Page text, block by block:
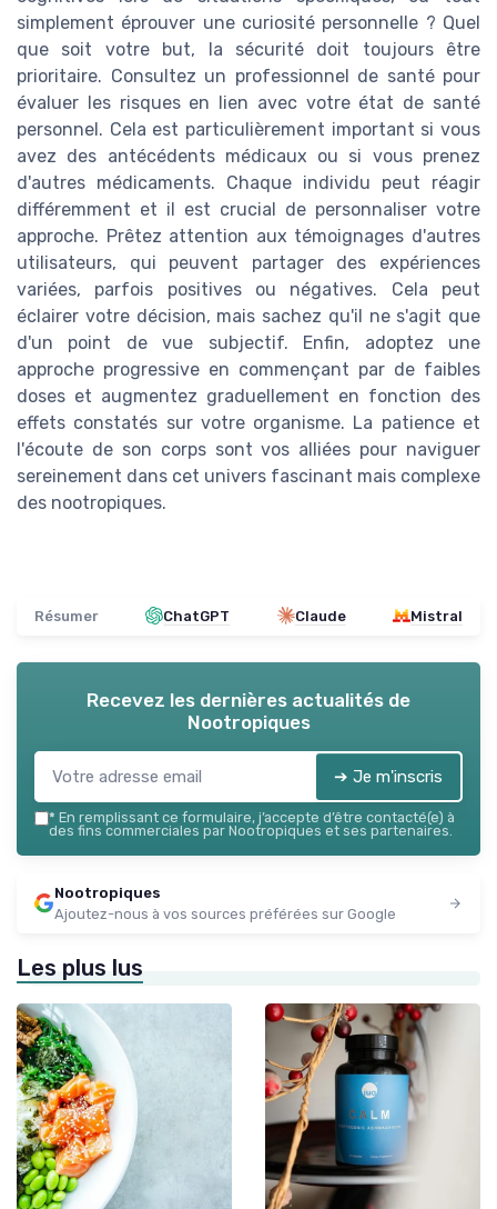
simplement éprouver une curiosité personnelle ? Quel
que soit votre but, la sécurité doit toujours être
prioritaire. Consultez un professionnel de santé pour
évaluer les risques en lien avec votre état de santé
personnel. Cela est particulièrement important si vous
avez des antécédents médicaux ou si vous prenez
d'autres médicaments. Chaque individu peut réagir
différemment et il est crucial de personnaliser votre
approche. Prêtez attention aux témoignages d'autres
utilisateurs, qui peuvent partager des expériences
variées, parfois positives ou négatives. Cela peut
éclairer votre décision, mais sachez qu'il ne s'agit que
d'un point de vue subjectif. Enfin, adoptez une
approche progressive en commençant par de faibles
doses et augmentez graduellement en fonction des
effets constatés sur votre organisme. La patience et
l'écoute de son corps sont vos alliées pour naviguer
sereinement dans cet univers fascinant mais complexe
des nootropiques.
Résumer ChatGPT Claude Mistral
Recevez les dernières actualités de
Nootropiques
➔ Je m'inscris
* En remplissant ce formulaire, j’accepte d’être contacté(e) à
des fins commerciales par Nootropiques et ses partenaires.
Nootropiques
Ajoutez-nous à vos sources préférées sur Google
Les plus lus